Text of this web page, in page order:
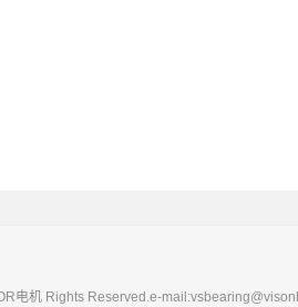
电机 Rights Reserved.e-